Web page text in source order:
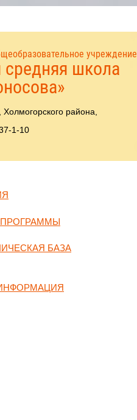
учреждение
школа
района,
1-10
БАЗА